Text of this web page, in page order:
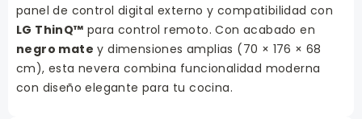
panel de control digital externo y compatibilidad con
LG ThinQ™ para control remoto. Con acabado en
negro mate y dimensiones amplias (70 × 176 × 68
cm), esta nevera combina funcionalidad moderna
con diseño elegante para tu cocina.